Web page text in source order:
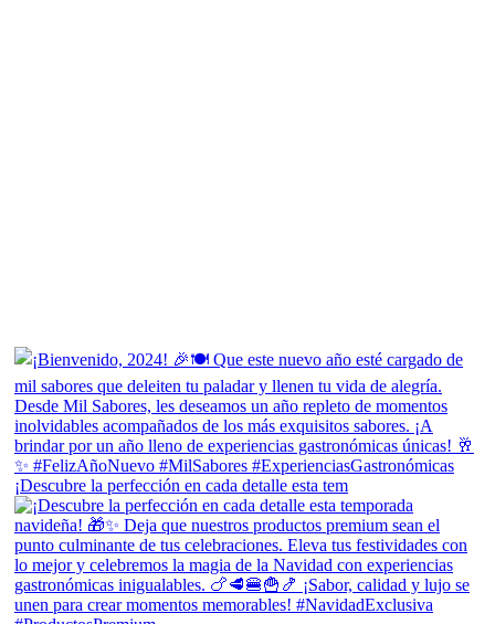
¡Descubre la perfección en cada detalle esta tem